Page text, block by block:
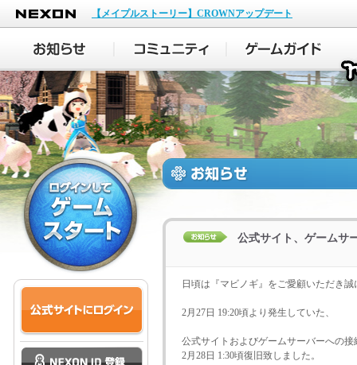
NEXON
【メイプルストーリー】CROWNアップデート
公式サイト、ゲームサ
日頃は『マビノギ』をご愛顧いただき
2月27日 19:20頃より発生していた、
公式サイトおよびゲームサーバーへの接
2月28日 1:30頃復旧致しました。